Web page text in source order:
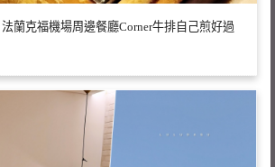
蘭克福機場周邊餐廳Corner牛排自己煎好過